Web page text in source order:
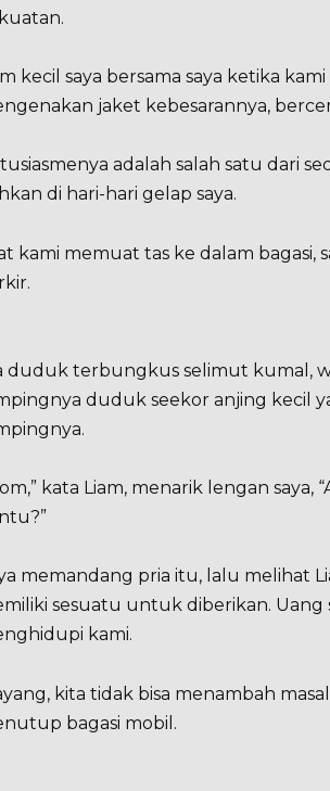
kecil saya bersama saya ketika
jaket kebesarannya,
adalah salah satu dari
di hari-hari gelap saya.
kami memuat tas ke dalam
duduk terbungkus selimut kumal,
duduk seekor anjing kecil
kata Liam, menarik lengan
memandang pria itu, lalu melihat
sesuatu untuk diberikan. Uang
kami.
kita tidak bisa menambah
bagasi mobil.